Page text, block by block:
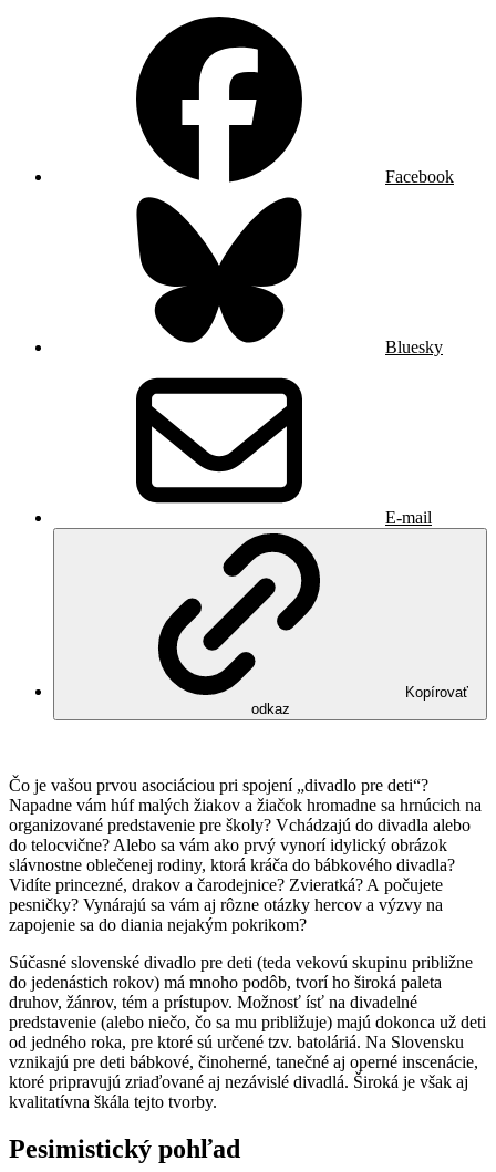
Facebook
Bluesky
E-mail
Kopírovať
odkaz
Čo je vašou prvou asociáciou pri spojení „divadlo pre deti“?
Napadne vám húf malých žiakov a žiačok hromadne sa hrnúcich na
organizované predstavenie pre školy? Vchádzajú do divadla alebo
do telocvične? Alebo sa vám ako prvý vynorí idylický obrázok
slávnostne oblečenej rodiny, ktorá kráča do bábkového divadla?
Vidíte princezné, drakov a čarodejnice? Zvieratká? A počujete
pesničky? Vynárajú sa vám aj rôzne otázky hercov a výzvy na
zapojenie sa do diania nejakým pokrikom?
Súčasné slovenské divadlo pre deti (teda vekovú skupinu približne
do jedenástich rokov) má mnoho podôb, tvorí ho široká paleta
druhov, žánrov, tém a prístupov. Možnosť ísť na divadelné
predstavenie (alebo niečo, čo sa mu približuje) majú dokonca už deti
od jedného roka, pre ktoré sú určené tzv. batoláriá. Na Slovensku
vznikajú pre deti bábkové, činoherné, tanečné aj operné inscenácie,
ktoré pripravujú zriaďované aj nezávislé divadlá. Široká je však aj
kvalitatívna škála tejto tvorby.
Pesimistický pohľad